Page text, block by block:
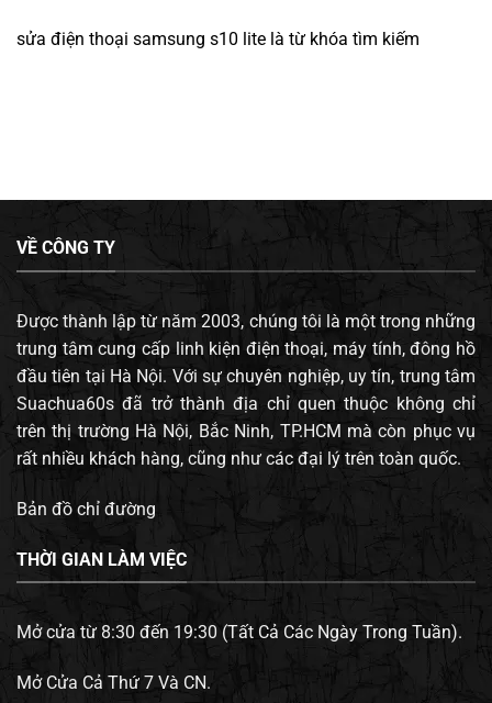
sửa điện thoại samsung s10 lite là từ khóa tìm kiếm
VỀ CÔNG TY
Được thành lập từ năm 2003, chúng tôi là một trong những
trung tâm cung cấp linh kiện điện thoại, máy tính, đông hồ
đầu tiên tại Hà Nội. Với sự chuyên nghiệp, uy tín, trung tâm
Suachua60s đã trở thành địa chỉ quen thuộc không chỉ
trên thị trường Hà Nội, Bắc Ninh, TP.HCM mà còn phục vụ
rất nhiều khách hàng, cũng như các đại lý trên toàn quốc.
Bản đồ chỉ đường
THỜI GIAN LÀM VIỆC
Mở cửa từ 8:30 đến 19:30 (Tất Cả Các Ngày Trong Tuần).
Mở Cửa Cả Thứ 7 Và CN.